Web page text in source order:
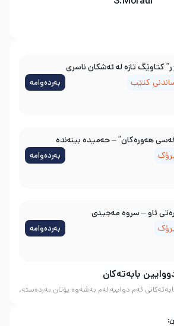
بابەتەکان
ئەم دواییە لەم بەشەوە بۆتان بەردەستە.
کتاوێگ تازە لە ئەشکان ناسری
کتێب
بەردەوامە
هەورەکان” – حەمیدە بینەندە
بەردەوامە
ئاو – سروه‌ مه‌جیدی
بەردەوامە